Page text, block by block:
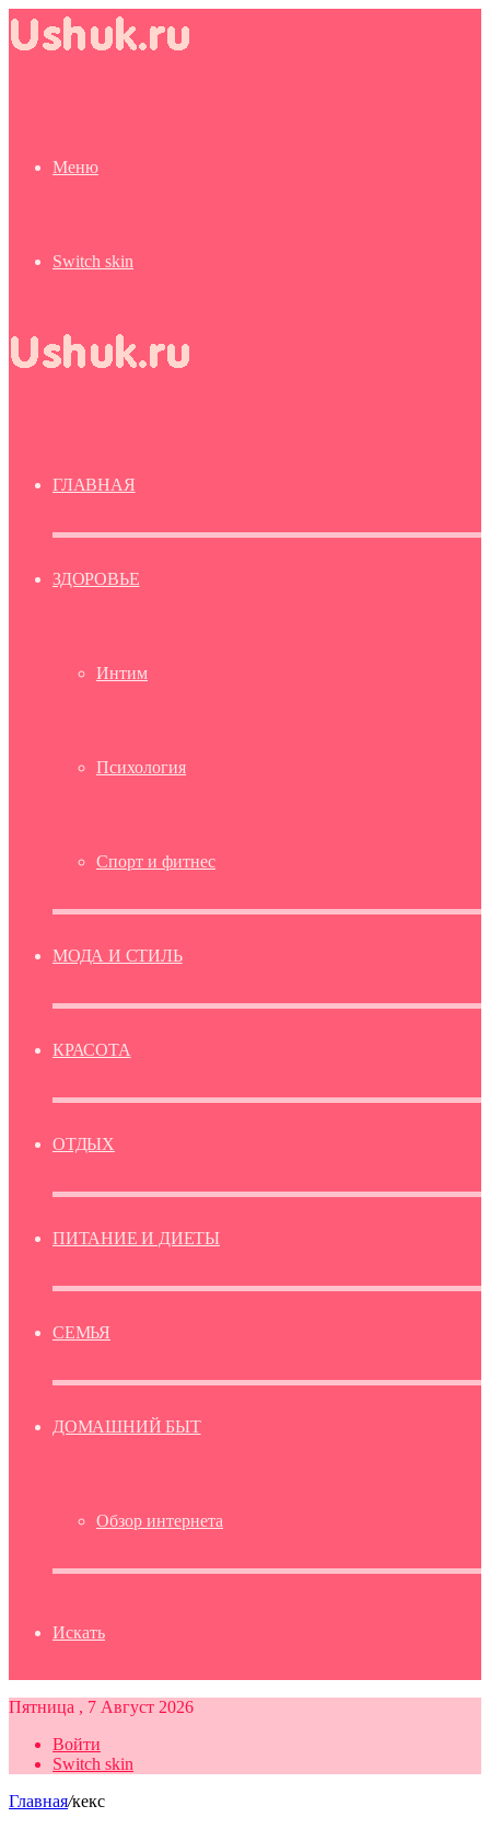
Меню
Switch skin
ГЛАВНАЯ
ЗДОРОВЬЕ
Интим
Психология
Спорт и фитнес
МОДА И СТИЛЬ
КРАСОТА
ОТДЫХ
ПИТАНИЕ И ДИЕТЫ
СЕМЬЯ
ДОМАШНИЙ БЫТ
Обзор интернета
Искать
Пятница , 7 Август 2026
Войти
Switch skin
Главная/кекс